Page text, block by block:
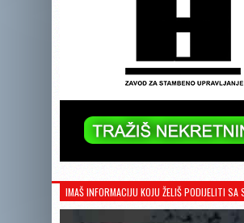
IMAŠ INFORMACIJU KOJU ŽELIŠ PODIJELITI SA